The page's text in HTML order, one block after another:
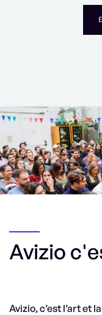
Avizio
Avizio, c’est l’art et